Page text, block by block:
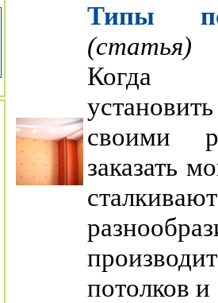
Типы
(статья)
Когда
своими
заказать
потолков